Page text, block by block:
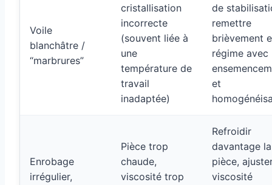
Voile
blanchâtre /
“marbrures”
cristallisation
incorrecte
(souvent liée à
une
température de
travail
inadaptée)
de
remettre
brièvement
régime avec
et
Enrobage
irrégulier,
Pièce trop
chaude,
viscosité trop
Refroidir
davantage la
pièce,
viscosité